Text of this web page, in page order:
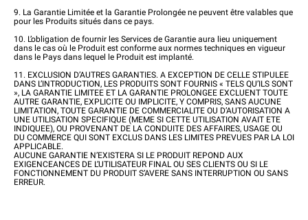
9. La Garantie Limitée et la Garantie Prolongée ne peuvent être valables que
pour les Produits situés dans ce pays.
10. L’obligation de fournir les Services de Garantie aura lieu uniquement
dans le cas où le Produit est conforme aux normes techniques en vigueur
dans le Pays dans lequel le Produit est implanté.
11. EXCLUSION D’AUTRES GARANTIES. A EXCEPTION DE CELLE STIPULEE
DANS L’INTRODUCTION, LES PRODUITS SONT FOURNIS « TELS QU’ILS SONT
», LA GARANTIE LIMITEE ET LA GARANTIE PROLONGEE EXCLUENT TOUTE
AUTRE GARANTIE, EXPLICITE OU IMPLICITE, Y COMPRIS, SANS AUCUNE
LIMITATION, TOUTE GARANTIE DE COMMERCIALITE OU D’AUTORISATION A
UNE UTILISATION SPECIFIQUE (MEME SI CETTE UTILISATION AVAIT ETE
INDIQUEE), OU PROVENANT DE LA CONDUITE DES AFFAIRES, USAGE OU
DU COMMERCE QUI SONT EXCLUS DANS LES LIMITES PREVUES PAR LA LOI
APPLICABLE.
AUCUNE GARANTIE N’EXISTERA SI LE PRODUIT REPOND AUX
EXIGENCEANCES DE L’UTILISATEUR FINAL OU SES CLIENTS OU SI LE
FONCTIONNEMENT DU PRODUIT S’AVERE SANS INTERRUPTION OU SANS
ERREUR.